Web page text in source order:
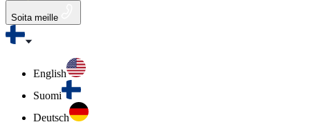
Soita meille
English
Suomi
Deutsch